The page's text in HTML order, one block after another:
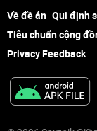
Về đề án Qui định
Tiêu chuẩn cộng
Privacy Feedback